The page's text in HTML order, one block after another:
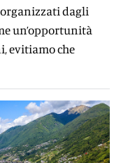
dagli
un’opportunità
evitiamo che